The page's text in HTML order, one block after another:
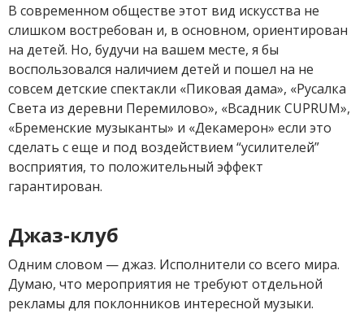
В современном обществе этот вид искусства не
слишком востребован и, в основном, ориентирован
на детей. Но, будучи на вашем месте, я бы
воспользовался наличием детей и пошел на не
совсем детские спектакли «Пиковая дама», «Русалка
Света из деревни Перемилово», «Всадник CUPRUM»,
«Бременские музыканты» и «Декамерон» если это
сделать с еще и под воздействием “усилителей”
восприятия, то положительный эффект
гарантирован.
Джаз-клуб
Одним словом — джаз. Исполнители со всего мира.
Думаю, что мероприятия не требуют отдельной
рекламы для поклонников интересной музыки.